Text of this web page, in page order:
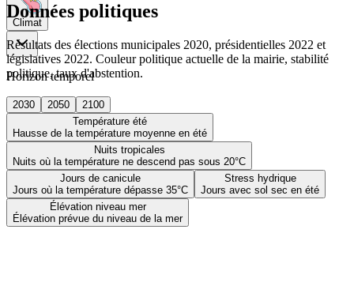
Climat
Horizon temporel
2030 2050
2100
Température été
Hausse de la température moyenne en été
Nuits tropicales
Nuits où la température ne descend pas sous 20°C
Jours de canicule
Jours où la température dépasse 35°C
Stress hydrique
Jours avec sol sec en été
Élévation niveau mer
Élévation prévue du niveau de la mer
Données politiques
Résultats des élections municipales 2020, présidentielles 2022 et
législatives 2022. Couleur politique actuelle de la mairie, stabilité
politique, taux d'abstention.